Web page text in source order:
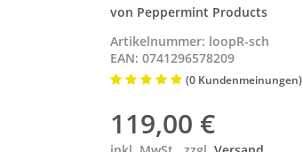
von Peppermint Products
Artikelnummer: loopR-sch
EAN: 0741296578209
(0 Kundenmeinungen)
119,00 €